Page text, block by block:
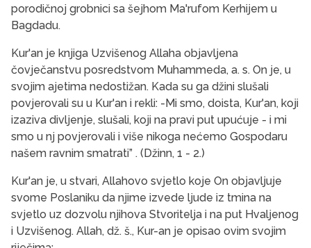
porodičnoj grobnici sa šej­hom Ma'rufom Kerhijem u
Bagdadu.
Kur'an je knjiga Uzvišenog Allaha objavljena
čovječanstvu posredstvom Muhammeda, a. s. On je, u
svojim ajetima nedostižan. Kada su ga džini slušali
povjerovali su u Kur'an i rekli: -Mi smo, do­ista, Kur'an, koji
izaziva divljenje, slušali, koji na pravi put upućuje - i mi
smo u nj povjerovali i više nikoga nećemo Gospodaru
našem ravnim smatra­ti” . (Džinn, 1 - 2.)
Kur'an je, u stvari, Allahovo svjetlo koje On ob­javljuje
svome Poslaniku da njime izvede ljude iz tmina na
svjetlo uz dozvolu njihova Stvoritelja i na put Hvaljenog
i Uzvišenog. Allah, dž. š., Kur-an je opisao ovim svojim